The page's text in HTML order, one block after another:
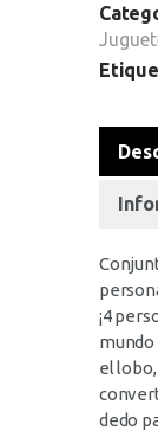
¡4
mundo
el
dedo